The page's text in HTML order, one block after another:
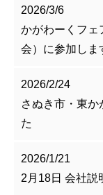
2026/3/6
かがわーくフェ
会）に参加しま
2026/2/24
さぬき市・東か
た
2026/1/21
2月18日 会社説